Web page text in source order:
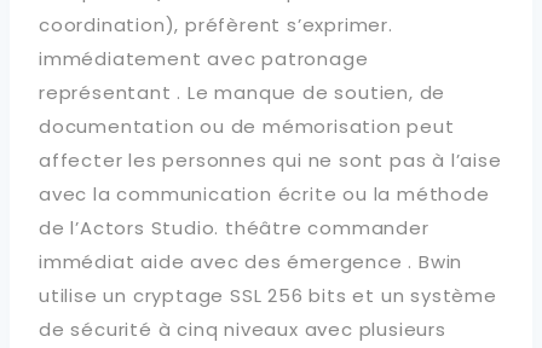
coordination), préfèrent s’exprimer.
immédiatement avec patronage
représentant . Le manque de soutien, de
documentation ou de mémorisation peut
affecter les personnes qui ne sont pas à l’aise
avec la communication écrite ou la méthode
de l’Actors Studio. théâtre commander
immédiat aide avec des émergence . Bwin
utilise un cryptage SSL 256 bits et un système
de sécurité à cinq niveaux avec plusieurs